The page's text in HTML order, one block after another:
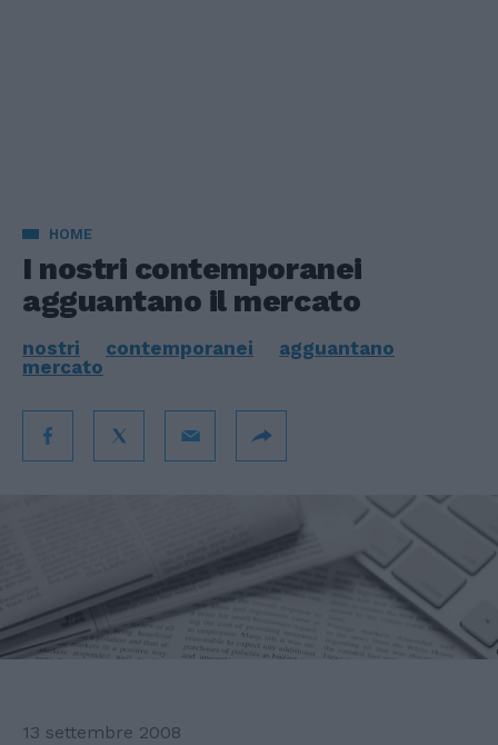
HOME
I nostri contemporanei
agguantano il mercato
nostri contemporanei
agguantano
mercato
13 settembre 2008